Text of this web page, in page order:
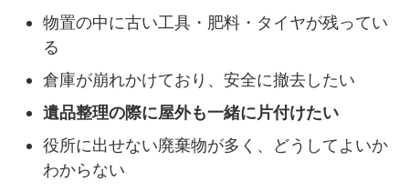
物置の中に古い工具・肥料・タイヤが残ってい
る
倉庫が崩れかけており、安全に撤去したい
遺品整理の際に屋外も一緒に片付けたい
役所に出せない廃棄物が多く、どうしてよいか
わからない